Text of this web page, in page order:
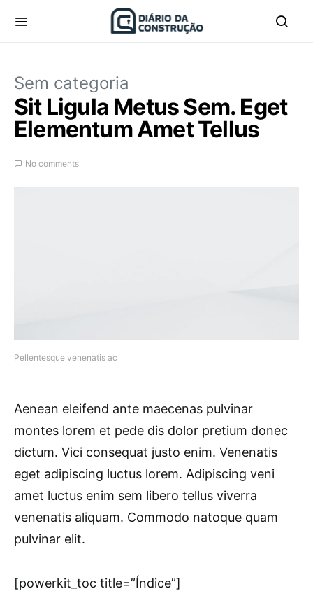
Sem categoria
Sit Ligula Metus Sem. Eget
Elementum Amet Tellus
No comments
Pellentesque venenatis ac
Aenean eleifend ante maecenas pulvinar
montes lorem et pede dis dolor pretium donec
dictum. Vici consequat justo enim. Venenatis
eget adipiscing luctus lorem. Adipiscing veni
amet luctus enim sem libero tellus viverra
venenatis aliquam. Commodo natoque quam
pulvinar elit.
[powerkit_toc title=”Índice”]